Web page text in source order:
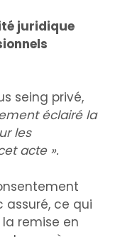
juridique
seing privé,
éclairé la
les
acte ».
assuré, ce qui
remise en